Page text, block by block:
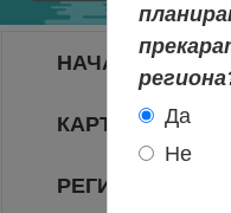
НАЧАЛО
КАРТА НА
РЕГИОНИ
Да
Не